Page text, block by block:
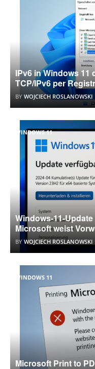
IPv6 in Windows 11
TCP/IPv6 per
BY WOJCIECH ROSLANOWSKI
WINDOWS 11
Windows-11-
Microsoft weist
BY WOJCIECH ROSLANOWSKI
WINDOWS 11
Microsoft Print to